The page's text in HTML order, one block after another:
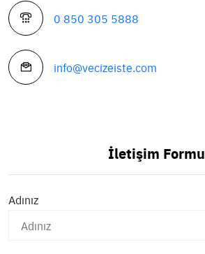
0 850 305 5888
info@vecizeiste.com
İletişim Formu
Adınız